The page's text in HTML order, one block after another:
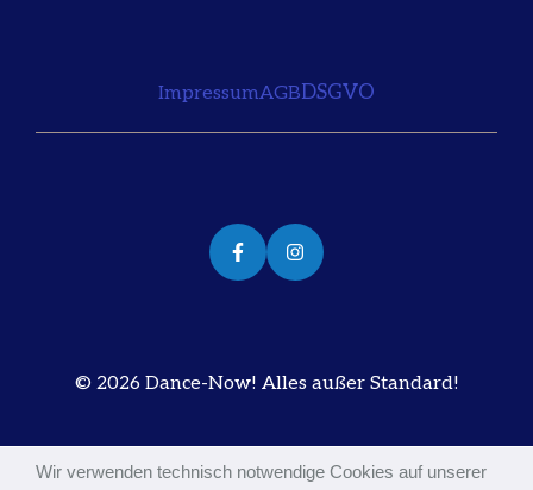
ImpressumAGBDSGVO
© 2026 Dance-Now! Alles außer Standard!
Wir verwenden technisch notwendige Cookies auf unserer